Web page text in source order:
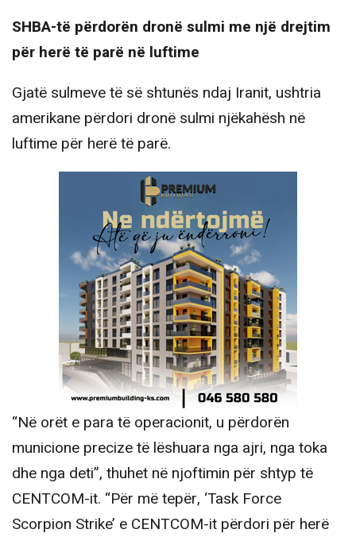
SHBA-të përdorën dronë sulmi me një drejtim
për herë të parë në luftime
Gjatë sulmeve të së shtunës ndaj Iranit, ushtria
amerikane përdori dronë sulmi njëkahësh në
luftime për herë të parë.
“Në orët e para të operacionit, u përdorën
municione precize të lëshuara nga ajri, nga toka
dhe nga deti”, thuhet në njoftimin për shtyp të
CENTCOM-it. “Për më tepër, ‘Task Force
Scorpion Strike’ e CENTCOM-it përdori për herë